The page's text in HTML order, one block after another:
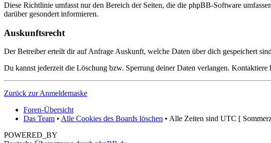
Diese Richtlinie umfasst nur den Bereich der Seiten, die die phpBB-Software
darüber gesondert informieren.
Auskunftsrecht
Der Betreiber erteilt dir auf Anfrage Auskunft, welche Daten über dich gespeichert
Du kannst jederzeit die Löschung bzw. Sperrung deiner Daten verlangen. Kontaktiere
Zurück zur Anmeldemaske
Foren-Übersicht
Das Team • Alle Cookies des Boards löschen • Alle Zeiten sind UTC [
POWERED_BY